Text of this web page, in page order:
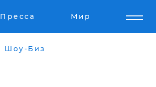
Пресса Мир
Шоу-Биз